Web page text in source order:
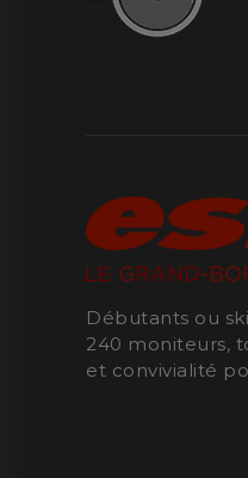
Débutants ou
240 moniteurs,
et convivialité